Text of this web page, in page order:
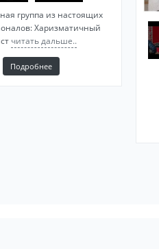
группа из настоящих
Харизматичный
читать дальше..
Подробнее